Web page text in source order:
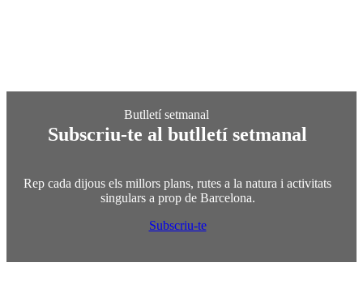
Subscriu-te al butlletí setmanal
Rep cada dijous els millors plans, rutes a la natura i activitats
singulars a prop de Barcelona.
Subscriu-te